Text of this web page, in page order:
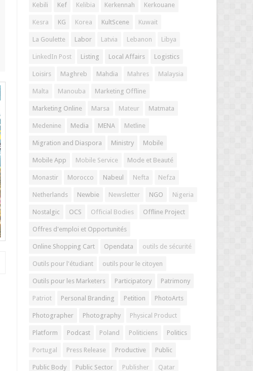
Kebili Kef Kelibia Kerkennah Kerkouane
Kesra KG Korea KultScene Kuwait
La Goulette Labor Latvia Lebanon Libya
LinkedIn Post Listing Local Affairs Logistics
Loisirs Maghreb Mahdia Mahres Malaysia
Malta Manouba Marketing Offline
Marketing Online Marsa Mateur Matmata
Medenine Media MENA Metline
Migration and Diaspora Ministry Mobile
Mobile App Mobile Service Mode et Beauté
Monastir Morocco Nabeul Nefta Nefza
Netherlands Newbie Newsletter NGO Nigeria
Nostalgic OCS Official Bodies Offline Project
Offres d'emploi et Opportunités
Online Shopping Cart Opendata outils de sécurité
Outils pour l'étudiant outils pour le citoyen
Outils pour les Marketers Participatory Patrimony
Patriot Personal Branding Petition PhotoArts
Photographer Photography Physical Product
Platform Podcast Poland Politiciens Politics
Portugal Press Release Productive Public
Public Body Public Sector Publisher Qatar